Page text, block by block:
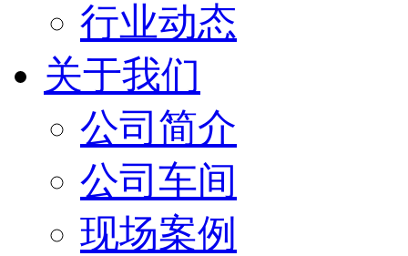
行业动态
关于我们
公司简介
公司车间
现场案例